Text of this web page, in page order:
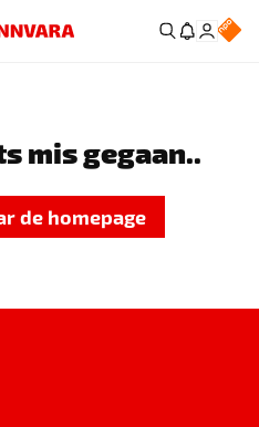
mis gegaan..
de homepage